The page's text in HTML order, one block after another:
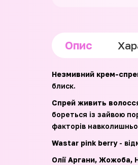
Опис
Незмивний крем-
блиск.
Спрей живить
бореться із зайвою
факторів
Wastar pink berry-
Олії Аргани, Жожоба,